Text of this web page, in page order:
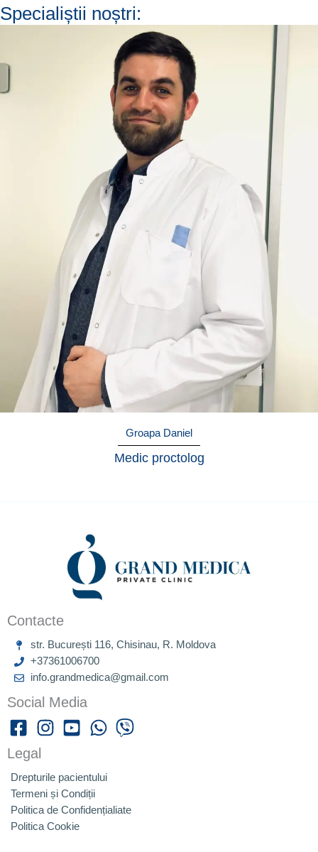
Specialiștii noștri:
Groapa Daniel
Medic proctolog
Contacte
str. București 116, Chisinau, R. Moldova
+37361006700
info.grandmedica@gmail.com
Social Media
Legal
Drepturile pacientului
Termeni și Condiții
Politica de Confidențialiate
Politica Cookie